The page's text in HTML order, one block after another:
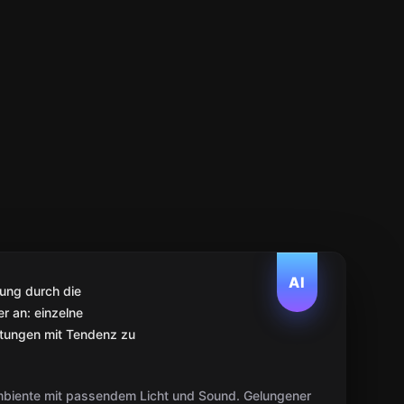
AI
durch die
an: einzelne
mit Tendenz zu
mit passendem Licht und Sound. Gelungener